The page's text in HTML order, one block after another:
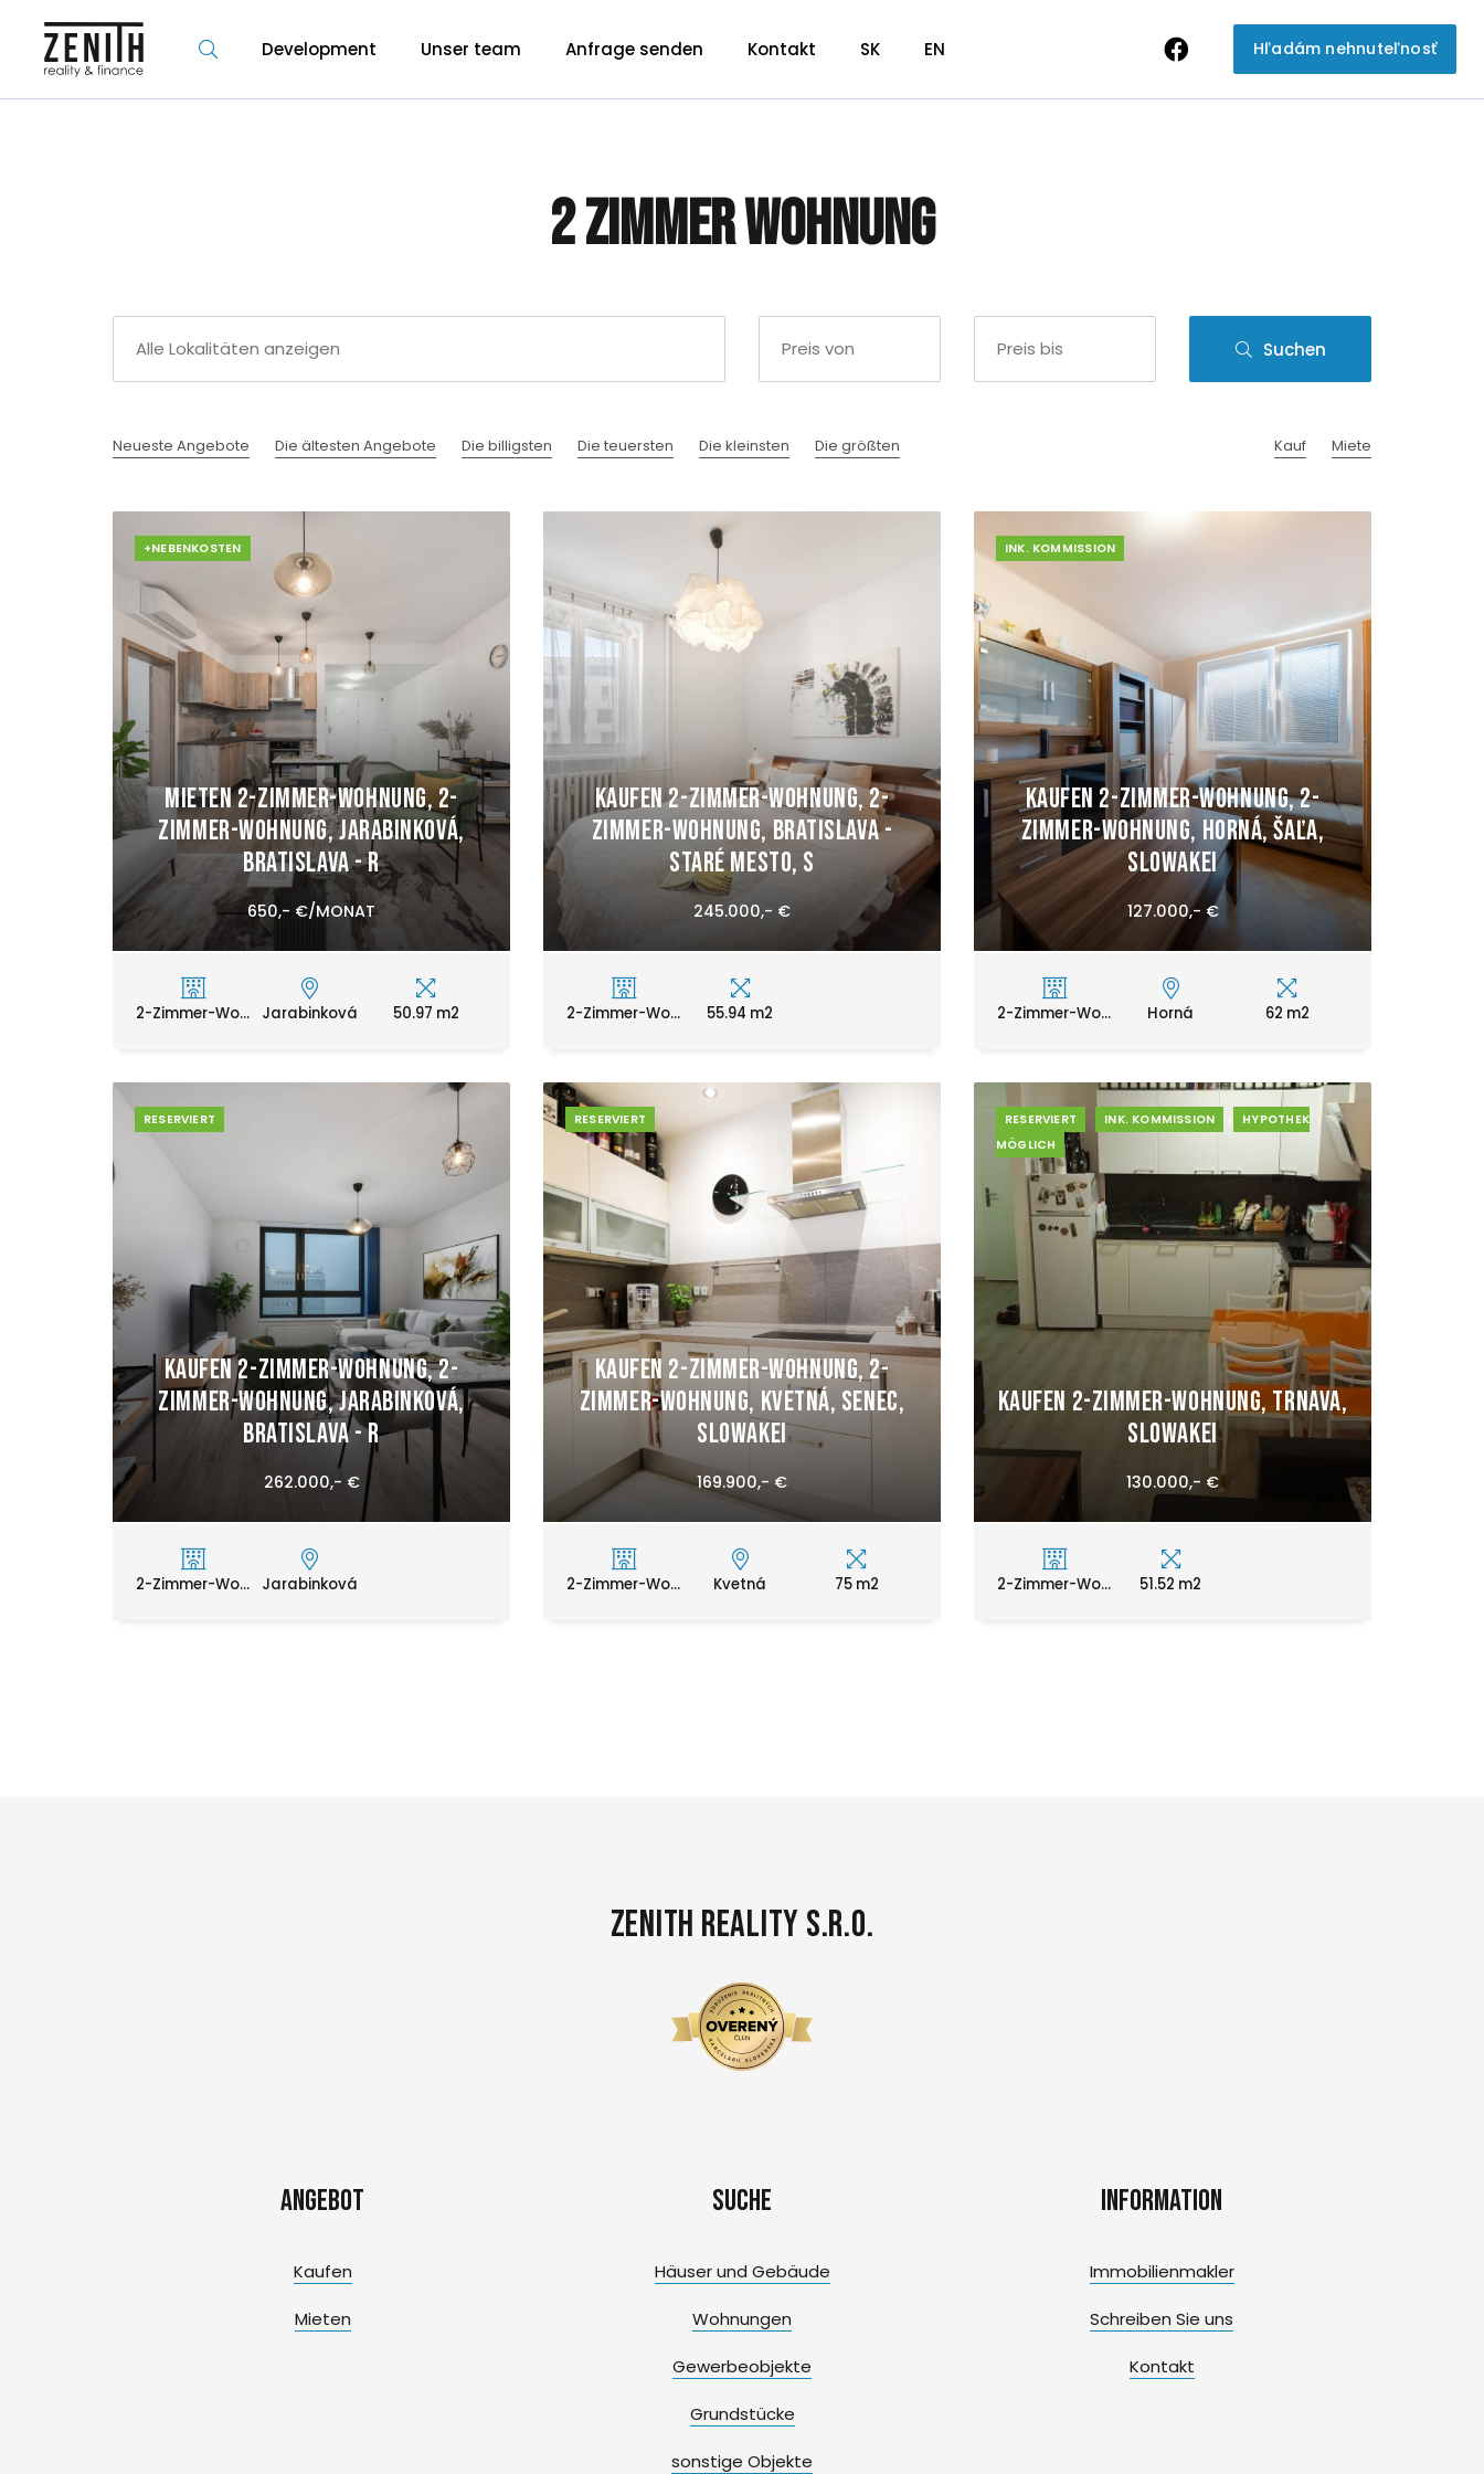
Hľadám nehnuteľnosť
Development Unser team Anfrage senden Kontakt SK EN
2 Zimmer Wohnung
Suchen
Neueste Angebote Die ältesten Angebote Die billigsten Die teuersten Die kleinsten Die größten Kauf Miete
+NEBENKOSTEN
Mieten 2-Zimmer-Wohnung, 2-
Zimmer-Wohnung, Jarabinková,
Bratislava - R
650,- €/MONAT
2-Zimmer-Wo... Jarabinková 50.97 m2
Kaufen 2-Zimmer-Wohnung, 2-
Zimmer-Wohnung, Bratislava -
Staré Mesto, S
245.000,- €
2-Zimmer-Wo... 55.94 m2
INK. KOMMISSION
Kaufen 2-Zimmer-Wohnung, 2-
Zimmer-Wohnung, Horná, Šaľa,
Slowakei
127.000,- €
2-Zimmer-Wo... Horná 62 m2
RESERVIERT
Kaufen 2-Zimmer-Wohnung, 2-
Zimmer-Wohnung, Jarabinková,
Bratislava - R
262.000,- €
2-Zimmer-Wo... Jarabinková
RESERVIERT
Kaufen 2-Zimmer-Wohnung, 2-
Zimmer-Wohnung, Kvetná, Senec,
Slowakei
169.900,- €
2-Zimmer-Wo... Kvetná 75 m2
RESERVIERT INK. KOMMISSION
HYPOTHEK
MÖGLICH
Kaufen 2-Zimmer-Wohnung, Trnava,
Slowakei
130.000,- €
2-Zimmer-Wo... 51.52 m2
Zenith Reality s.r.o.
Angebot
Kaufen
Mieten
Suche
Häuser und Gebäude
Wohnungen
Gewerbeobjekte
Grundstücke
sonstige Objekte
Information
Immobilienmakler
Schreiben Sie uns
Kontakt